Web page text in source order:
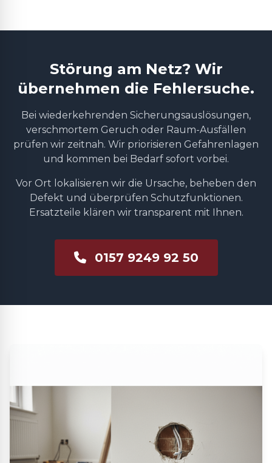
Störung am Netz? Wir
übernehmen die Fehlersuche.
Bei wiederkehrenden Sicherungsauslösungen,
verschmortem Geruch oder Raum-Ausfällen
prüfen wir zeitnah. Wir priorisieren Gefahrenlagen
und kommen bei Bedarf sofort vorbei.
Vor Ort lokalisieren wir die Ursache, beheben den
Defekt und überprüfen Schutzfunktionen.
Ersatzteile klären wir transparent mit Ihnen.
0157 9249 92 50